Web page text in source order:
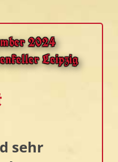
2024
Leipzig
sehr